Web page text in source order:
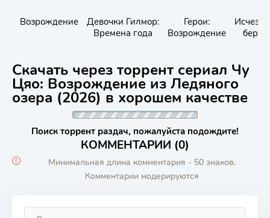
Возрождение
Девочки Гилмор:
Времена года
Герои:
Возрождение
Скачать через торрент сериал Чу
Цяо: Возрождение из Ледяного
озера (2026) в хорошем качестве
Поиск торрент раздач, пожалуйста подождите!
КОММЕНТАРИИ (0)
Минимальная длина комментария - 50 знаков.
Комментарии модерируются